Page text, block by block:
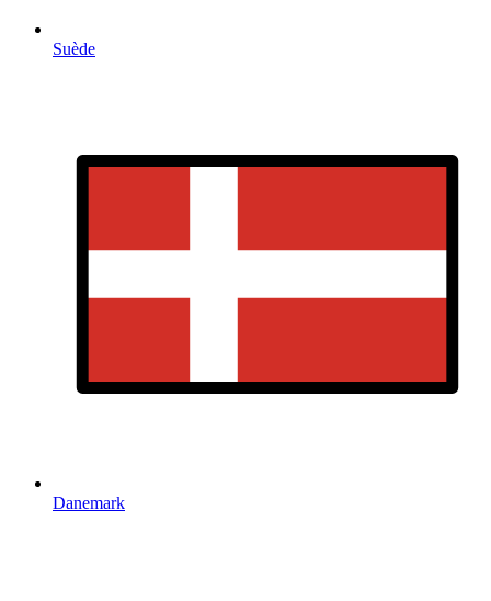
Suède
Danemark